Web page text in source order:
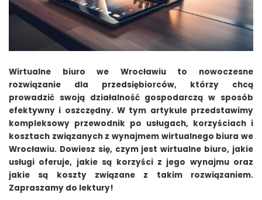
Wirtualne biuro we Wrocławiu to nowoczesne
rozwiązanie dla przedsiębiorców, którzy chcą
prowadzić swoją działalność gospodarczą w sposób
efektywny i oszczędny. W tym artykule przedstawimy
kompleksowy przewodnik po usługach, korzyściach i
kosztach związanych z wynajmem wirtualnego biura we
Wrocławiu. Dowiesz się, czym jest wirtualne biuro, jakie
usługi oferuje, jakie są korzyści z jego wynajmu oraz
jakie są koszty związane z takim rozwiązaniem.
Zapraszamy do lektury!